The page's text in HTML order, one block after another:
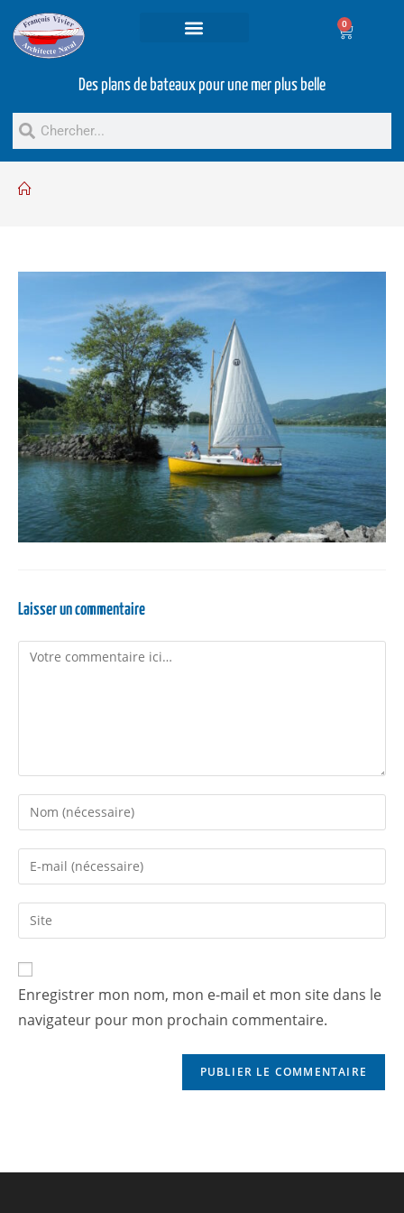
0
Des plans de bateaux pour une mer plus belle
Laisser un commentaire
Enregistrer mon nom, mon e-mail et mon site dans le
navigateur pour mon prochain commentaire.